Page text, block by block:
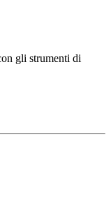
gli strumenti di